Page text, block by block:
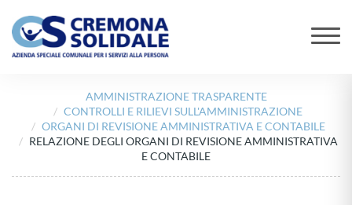
AMMINISTRAZIONE TRASPARENTE
CONTROLLI E RILIEVI SULL'AMMINISTRAZIONE
ORGANI DI REVISIONE AMMINISTRATIVA E CONTABILE
RELAZIONE DEGLI ORGANI DI REVISIONE AMMINISTRATIVA
E CONTABILE